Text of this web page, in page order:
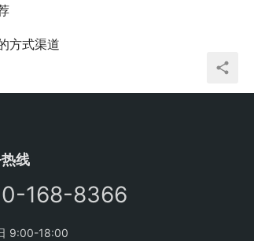
方式渠道
线
168-8366
9:00-18:00